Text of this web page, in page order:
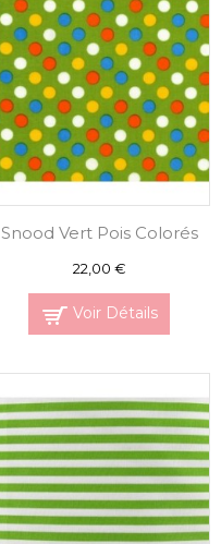
Snood Vert Pois Colorés
22,00 €
Voir Détails